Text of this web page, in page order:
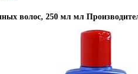
волос, 250 мл мл